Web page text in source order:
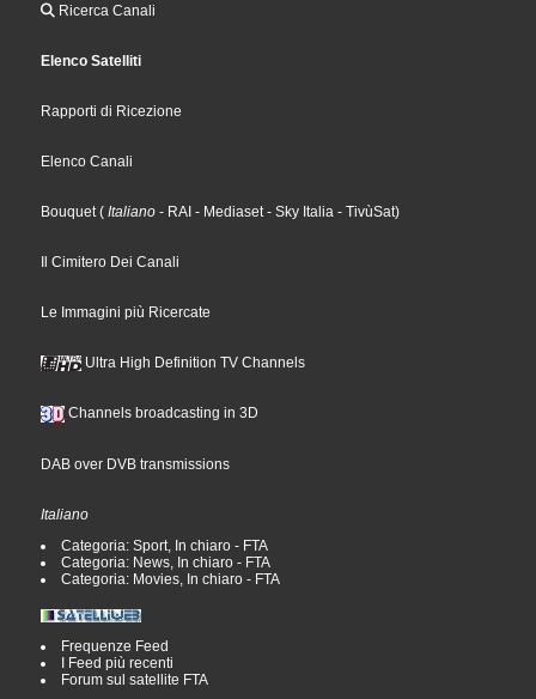
Ricerca Canali
Elenco Satelliti
Rapporti di Ricezione
Elenco Canali
Bouquet ( Italiano - RAI - Mediaset - Sky Italia - TivùSat)
Il Cimitero Dei Canali
Le Immagini più Ricercate
Ultra High Definition TV Channels
Channels broadcasting in 3D
DAB over DVB transmissions
Italiano
Categoria: Sport, In chiaro - FTA
Categoria: News, In chiaro - FTA
Categoria: Movies, In chiaro - FTA
Frequenze Feed
I Feed più recenti
Forum sul satellite FTA